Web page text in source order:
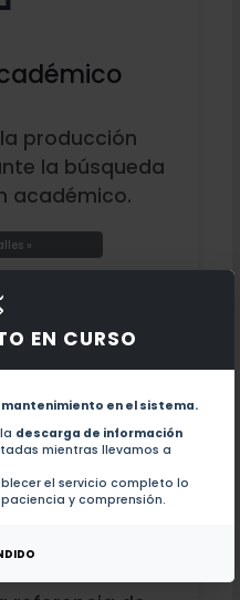
EN CURSO
en el sistema.
descarga de información
mientras llevamos a
el servicio completo lo
y comprensión.
producción
la búsqueda
académico.
»
SIIA